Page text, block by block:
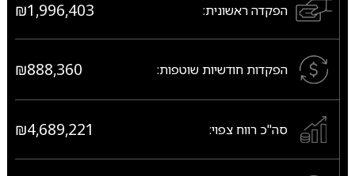
הפקדה ראשונית: ₪1,996,403
הפקדות חודשיות שוטפות: ₪888,360
סה"כ רווח צפוי: ₪4,689,221